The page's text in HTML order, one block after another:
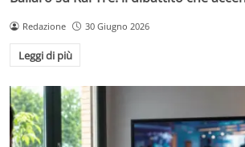
Redazione 30 Giugno 2026
Leggi di più